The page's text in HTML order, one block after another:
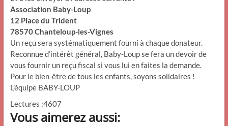
Association Baby-Loup
12 Place du Trident
78570 Chanteloup-les-Vignes
Un reçu sera systématiquement fourni à chaque donateur.
Reconnue d’intérêt général, Baby-Loup se fera un devoir de
vous fournir un reçu fiscal si vous lui en faites la demande.
Pour le bien-être de tous les enfants, soyons solidaires !
L’équipe BABY-LOUP
Lectures :4607
Vous aimerez aussi: